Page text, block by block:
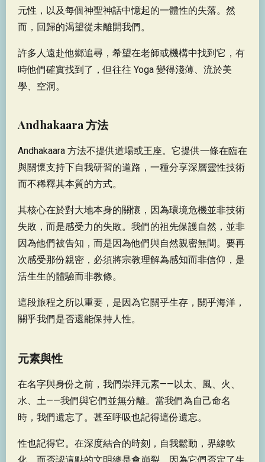
元性，以及每個神聖神話中憶起的一體性的失落。然
而，回歸的渴望從未離開我們。
許多人遠赴他鄉追尋，希望在老師或機構中找到它，有
時他們確實找到了，但往往 Yoga 變得淺薄、流於美
學、空洞。
Andhakaara 方法
Andhakaara 方法不提供道場或王座。它提供一條在臨在
與關懷支持下自我研習的道路，一種分享深層靈性技術
而不稀釋其本質的方式。
其核心在於對大地本身的關懷，因為環境危機並非技術
失敗，而是感受力的失敗。我們的祖先保護自然，並非
因為他們被告知，而是因為他們與自然親密無間。要再
次感受那份親密，必須將宗教理解為感知而非信仰，是
活生生的體驗而非教條。
這段旅程之所以重要，是因為它關乎生存，關乎海洋，
關乎我們是否還能保持人性。
元素與性
在名字與身份之前，我們崇拜元素——以太、風、火、
水、土——我們與它們並無分離。當我們為自己命名
時，我們遺忘了。甚至呼吸也記得這份遺忘。
性也記得它。在深度結合的時刻，自我鬆動，界線軟